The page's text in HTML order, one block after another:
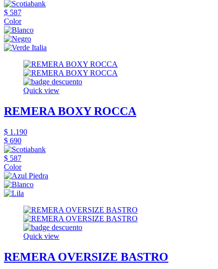
$ 587
Color
Quick view
REMERA BOXY ROCCA
$ 1.190
$ 690
$ 587
Color
Quick view
REMERA OVERSIZE BASTRO